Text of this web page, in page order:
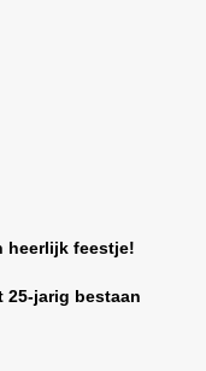
heerlijk feestje!
25-jarig bestaan